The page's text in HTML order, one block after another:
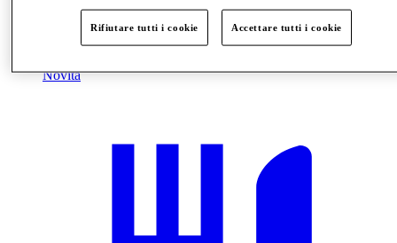
Novità
Rifiutare tutti i cookie Accettare tutti i cookie